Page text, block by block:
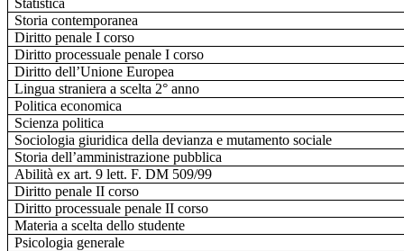
Statistica
Storia contemporanea
Diritto penale I corso
Diritto processuale penale I corso
Diritto dell’Unione Europea
Lingua straniera a scelta 2° anno
Politica economica
Scienza politica
Sociologia giuridica della devianza e mutamento sociale
Storia dell’amministrazione pubblica
Abilità ex art. 9 lett. F. DM 509/99
Diritto penale II corso
Diritto processuale penale II corso
Materia a scelta dello studente
Psicologia generale